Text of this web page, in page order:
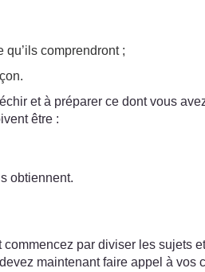
comprendront ;
et à préparer ce dont vous
être :
obtiennent.
par diviser les
maintenant faire appel à